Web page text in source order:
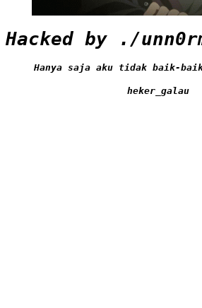
Hacked by ./
Hanya saja aku tidak baik-
heker_galau